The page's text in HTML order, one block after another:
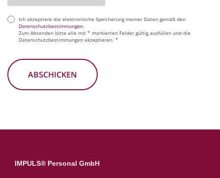
(erforderlich)
Ich akzeptiere die elektronische Speicherung meiner Daten gemäß den
Datenschutzbestimmungen.
Zum Absenden bitte alle mit * markierten Felder gültig ausfüllen und die
Datenschutzbestimmungen akzeptieren. *
IMPULS® Personal GmbH